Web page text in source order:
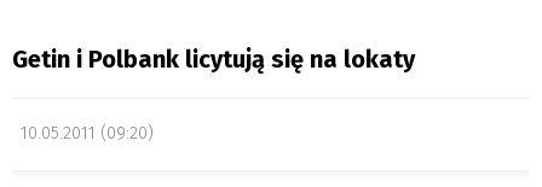
Getin i Polbank licytują się na lokaty
10.05.2011 (09:20)